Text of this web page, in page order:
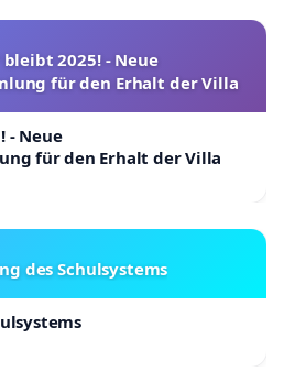
2025! - Neue
für den Erhalt der Villa
- Neue
für den Erhalt der Villa
des Schulsystems